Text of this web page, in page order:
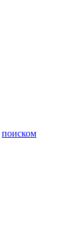
поиском